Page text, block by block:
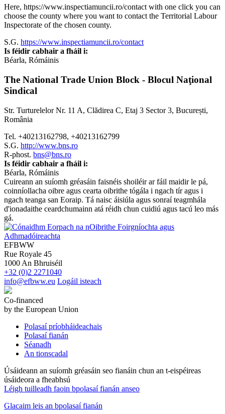
Here, https://www.inspectiamuncii.ro/contact with one click you can
choose the county where you want to contact the Territorial Labour
Inspectorate of the chosen county.
S.G. https://www.inspectiamuncii.ro/contact
Is féidir cabhair a fháil i:
Béarla, Rómáinis
The National Trade Union Block - Blocul Naţional
Sindical
Str. Turturelelor Nr. 11 A, Clădirea C, Etaj 3 Sector 3, București,
România
Tel. +40213162798, +40213162799
S.G. http://www.bns.ro
R-phost. bns@bns.ro
Is féidir cabhair a fháil i:
Béarla, Rómáinis
Cuireann an suíomh gréasáin faisnéis shoiléir ar fáil maidir le pá,
coinníollacha oibre agus cearta oibrithe tógála i ngach tír agus i
ngach teanga san Eoraip. Tá naisc áisiúla agus sonraí teagmhála
d'ionadaithe ceardchumainn atá réidh chun cuidiú agus tacú leo más
gá.
EFBWW
Rue Royale 45
1000 An Bhruiséil
+32 (0)2 2271040
info@efbww.eu Logáil isteach
Co-financed
by the European Union
Polasaí príobháideachais
Polasaí fianán
Séanadh
An tionscadal
Úsáideann an suíomh gréasáin seo fianáin chun an t-eispéireas
úsáideora a fheabhsú
Léigh tuilleadh faoin bpolasaí fianán anseo
Glacaim leis an bpolasaí fianán